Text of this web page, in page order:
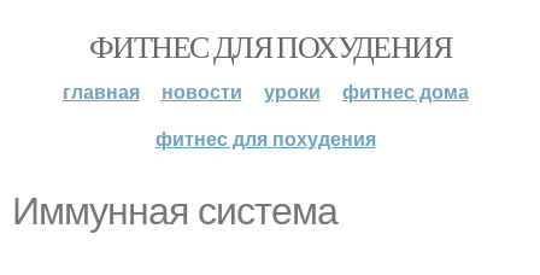
ФИТНЕС ДЛЯ ПОХУДЕНИЯ
главная новости уроки
фитнес дома
фитнес для похудения
Иммунная система